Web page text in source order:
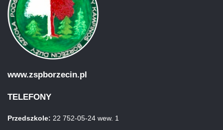
www.zspborzecin.pl
TELEFONY
Przedszkole: 22 752-05-24 wew. 1